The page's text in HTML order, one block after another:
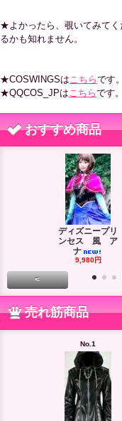
★よかったら、覗いてみてく
るかも知れません。
★COSWINGSはこちらです。
★QQCOS_JPはこちらです。
おすすめ商品
ディズニープリ
ンセス 風 ア
ナ
9,980円
<
売れ筋商品
No.1